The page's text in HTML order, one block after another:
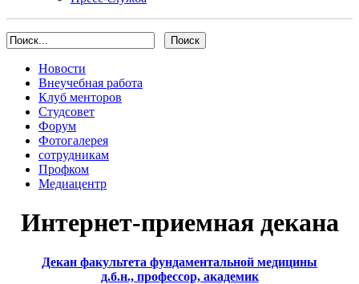
Новости
Внеучебная работа
Клуб менторов
Студсовет
Форум
Фотогалерея
сотрудникам
Профком
Медиацентр
Интернет-приемная декана
Декан факультета фундаментальной медицины
д.б.н., профессор, академик